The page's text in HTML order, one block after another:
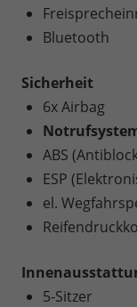
Bluetooth
Sicherheit
6x Airbag
ABS
ESP
el.
5-Sitzer